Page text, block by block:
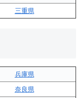
三重県
兵庫県
奈良県